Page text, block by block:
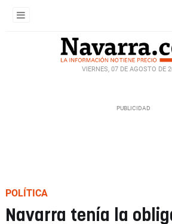
VIERNES, 07 DE AGOSTO DE
POLÍTICA
Navarra tenía la